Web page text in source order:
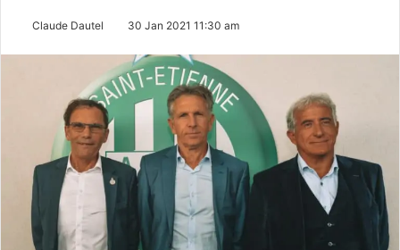
Claude Dautel 30 Jan 2021 11:30 am